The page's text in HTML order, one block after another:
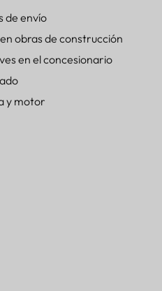
de envío
obras de construcción
en el concesionario
y motor